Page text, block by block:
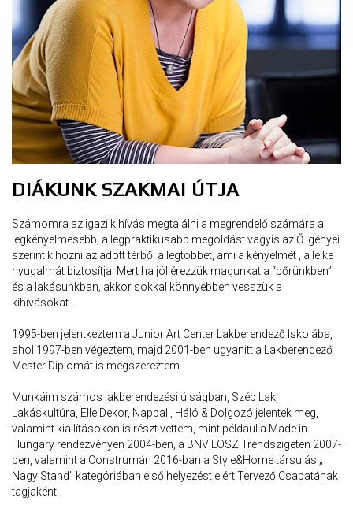
DIÁKUNK SZAKMAI ÚTJA
Számomra az igazi kihívás megtalálni a megrendelő számára a
legkényelmesebb, a legpraktikusabb megoldást vagyis az Ő igényei
szerint kihozni az adott térből a legtöbbet, ami a kényelmét , a lelke
nyugalmát biztosítja. Mert ha jól érezzük magunkat a “bőrünkben”
és a lakásunkban, akkor sokkal könnyebben vesszük a
kihívásokat.
1995-ben jelentkeztem a Junior Art Center Lakberendező Iskolába,
ahol 1997-ben végeztem, majd 2001-ben ugyanitt a Lakberendező
Mester Diplomát is megszereztem.
Munkáim számos lakberendezési újságban, Szép Lak,
Lakáskultúra, Elle Dekor, Nappali, Háló & Dolgozó jelentek meg,
valamint kiállításokon is részt vettem, mint például a Made in
Hungary rendezvényen 2004-ben, a BNV LOSZ Trendszigeten 2007-
ben, valamint a Construmán 2016-ban a Style&Home társulás „
Nagy Stand” kategóriában első helyezést elért Tervező Csapatának
tagjaként.